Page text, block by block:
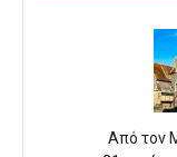
Από τον